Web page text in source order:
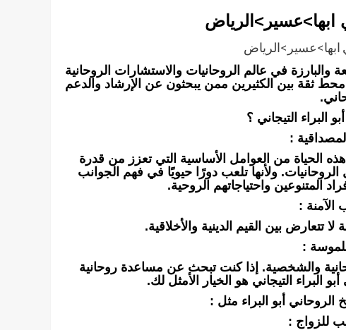
والبارزة في عالم الروحانيات والاستشارات الروحانية
محط ثقة بين الكثيرين ممن يبحثون عن الإرشاد والدعم
البراء التيجاني ؟
:
الحياة من العوامل الأساسية التي تعزز من قدرة
ولأنها تلعب دورًا حيويًا في فهم الجوانب
المتنوعين واحتياجاتهم الروحية.
الآمنة :
تتعارض بين القيم الدينية والأخلاقية.
:
والشخصية. إذا كنت تبحث عن مساعدة روحانية
البراء التيجاني هو الخيار الأمثل لك.
الروحاني أبو البراء مثل :
للزواج :